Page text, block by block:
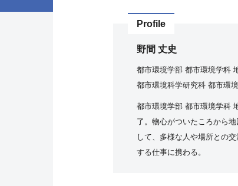
Profile
野間 丈史
都市環境学部 都市環境学科
都市環境科学研究科 都市環
都市環境学部 都市環境学科
了。物心がついたころから
して、多様な人や場所との
する仕事に携わる。